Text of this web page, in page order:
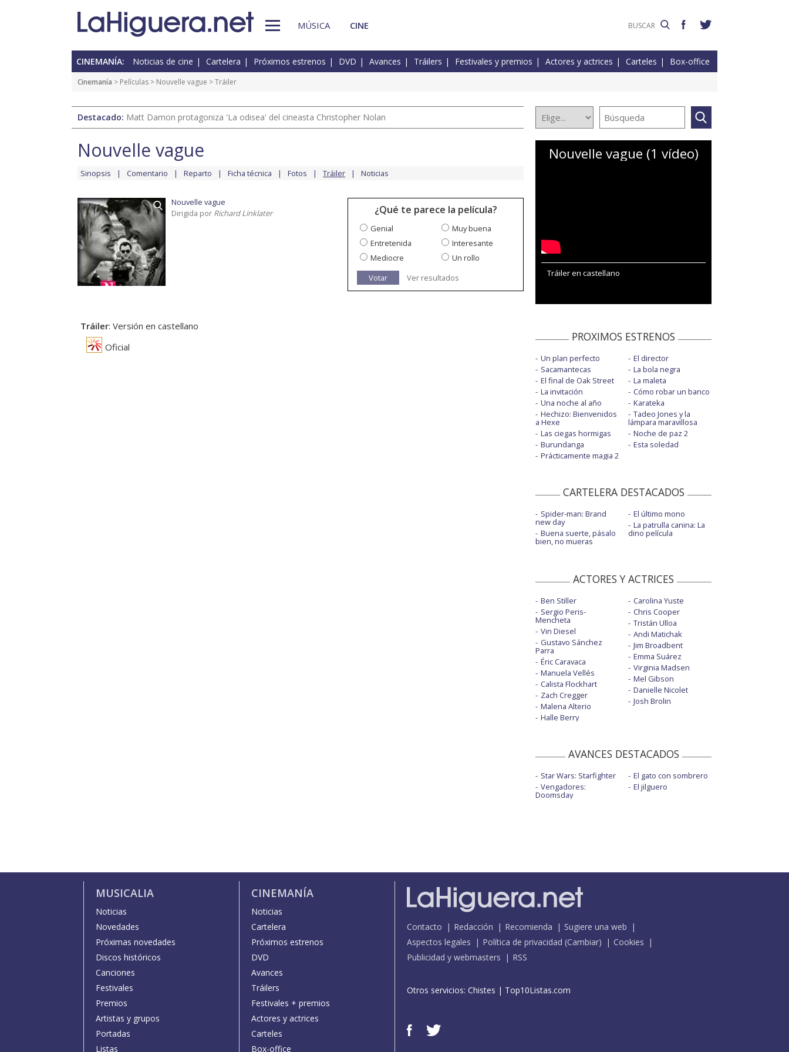
MÚSICA CINE
CINEMANÍA: Noticias de cine Cartelera Próximos estrenos DVD Avances Tráilers Festivales y premios Actores y actrices Carteles Box-office
Cinemanía > Películas > Nouvelle vague > Tráiler
Destacado: Matt Damon protagoniza 'La odisea' del cineasta Christopher Nolan
Nouvelle vague
Sinopsis Comentario Reparto Ficha técnica Fotos Tráiler Noticias
Nouvelle vague
Dirigida por Richard Linklater ¿Qué te parece la película?
Genial
Muy buena
Entretenida
Interesante
Mediocre
Un rollo
Votar
Ver resultados
Tráiler: Versión en castellano
Oficial
Nouvelle vague (1 vídeo)
Tráiler en castellano
PROXIMOS ESTRENOS
Un plan perfecto
Sacamantecas
El final de Oak Street
La invitación
Una noche al año
Hechizo: Bienvenidos
a Hexe
Las ciegas hormigas
Burundanga
Prácticamente magia 2
El director
La bola negra
La maleta
Cómo robar un banco
Karateka
Tadeo Jones y la
lámpara maravillosa
Noche de paz 2
Esta soledad
CARTELERA DESTACADOS
Spider-man: Brand
new day
Buena suerte, pásalo
bien, no mueras
El último mono
La patrulla canina: La
dino película
ACTORES Y ACTRICES
Ben Stiller
Sergio Peris-
Mencheta
Vin Diesel
Gustavo Sánchez
Parra
Éric Caravaca
Manuela Vellés
Calista Flockhart
Zach Cregger
Malena Alterio
Halle Berry
Carolina Yuste
Chris Cooper
Tristán Ulloa
Andi Matichak
Jim Broadbent
Emma Suárez
Virginia Madsen
Mel Gibson
Danielle Nicolet
Josh Brolin
AVANCES DESTACADOS
Star Wars: Starfighter
Vengadores:
Doomsday
El gato con sombrero
El jilguero
MUSICALIA
Noticias
Novedades
Próximas novedades
Discos históricos
Canciones
Festivales
Premios
Artistas y grupos
Portadas
Listas
CINEMANÍA
Noticias
Cartelera
Próximos estrenos
DVD
Avances
Tráilers
Festivales + premios
Actores y actrices
Carteles
Box-office
Contacto Redacción Recomienda
Sugiere una web
Aspectos legales
Política de privacidad (Cambiar)
Cookies
Publicidad y webmasters
RSS
Otros servicios: Chistes | Top10Listas.com